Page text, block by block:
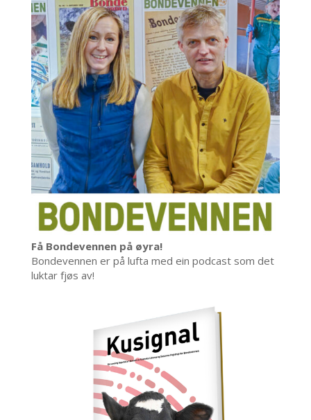
Få Bondevennen på øyra!
Bondevennen er på lufta med ein podcast som det
luktar fjøs av!